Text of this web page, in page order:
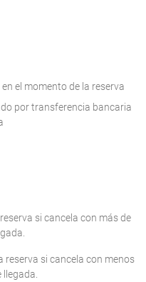
el momento de la reserva
por transferencia bancaria
si cancela con más de
reserva si cancela con menos
llegada.